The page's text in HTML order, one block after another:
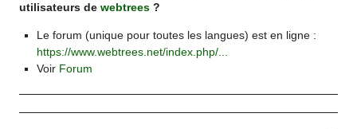
utilisateurs dewebtrees ?
Le forum (unique pour toutes les langues) est en ligne :
https://www.webtrees.net/index.php/...
Voir Forum